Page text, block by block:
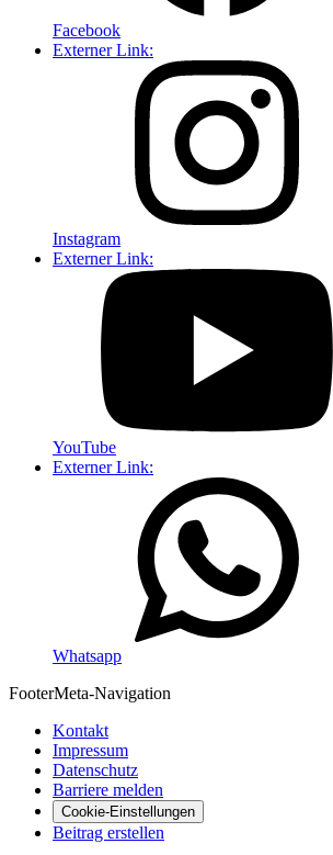
Facebook
Externer Link:
Instagram
Externer Link:
YouTube
Externer Link:
Whatsapp
FooterMeta-Navigation
Kontakt
Impressum
Datenschutz
Barriere melden
Cookie-Einstellungen
Beitrag erstellen